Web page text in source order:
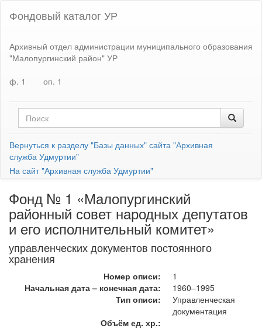
Фондовый каталог УР
Архивный отдел администрации муниципального образования
"Малопургинский район" УР
ф. 1
оп. 1
Вернуться к разделу "Базы данных" сайта "Архивная
служба Удмуртии"
На сайт "Архивная служба Удмуртии"
Фонд № 1 «Малопургинский
районный совет народных депутатов
и его исполнительный комитет»
управленческих документов постоянного
хранения
Номер описи:
1
Начальная дата – конечная дата:
1960–1995
Тип описи:
Управленческая
документация
Объём ед. хр.: